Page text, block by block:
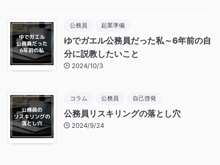
公務員 起業準備
ゆでガエル公務員だった私～6年前の自
分に説教したいこと
2024/10/3
コラム 公務員 自己啓発
公務員リスキリングの落とし穴
2024/9/24